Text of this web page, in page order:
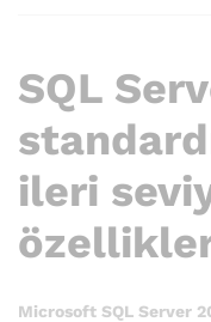
SQL
ileri
Microsoft SQL Server